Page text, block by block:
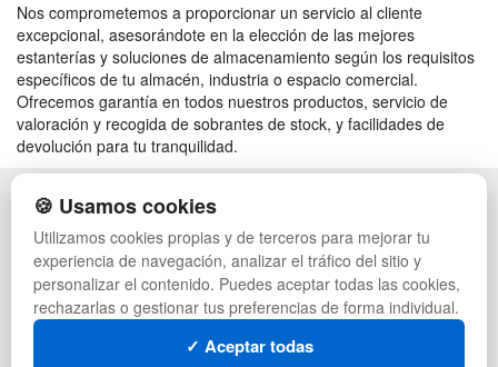
Nos comprometemos a proporcionar un servicio al cliente
excepcional, asesorándote en la elección de las mejores
estanterías y soluciones de almacenamiento según los requisitos
específicos de tu almacén, industria o espacio comercial.
Ofrecemos garantía en todos nuestros productos, servicio de
valoración y recogida de sobrantes de stock, y facilidades de
devolución para tu tranquilidad.
POLÍTICA DE PRIVACIDAD
CONDICIONES DE USO
CAMBIOS Y DEVOLUCIONES
CONTACTO
QUIENES SOMOS
MAPA WEB
PREGUNTAS FRECUENTES
PALETS DE PLÁSTICO
MANUTENCIÓN
GESTIÓN DE RESIDUOS
PALETS
CONTENEDORES DE PLÁSTICO
LIQUIDACIÓN Y SOBRANTES
🍪 Usamos cookies
Utilizamos cookies propias y de terceros para mejorar tu
experiencia de navegación, analizar el tráfico del sitio y
personalizar el contenido. Puedes aceptar todas las cookies,
rechazarlas o gestionar tus preferencias de forma individual.
✓ Aceptar todas